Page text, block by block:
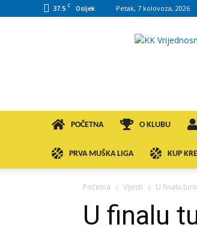
37.5 C Osijek Petak, 7 kolovoza, 2026
POČETNA O KLUBU
PRVA MUŠKA LIGA KUP
Početna Vijesti U finalu
U finalu